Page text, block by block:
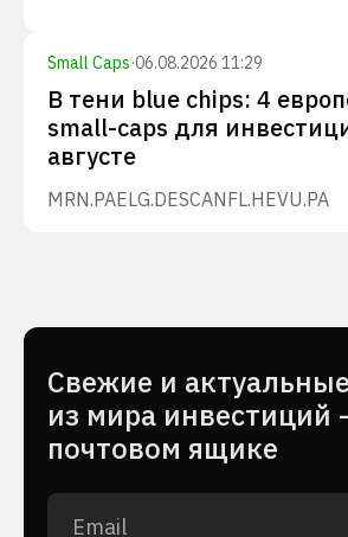
Small Caps·06.08.2026 11:29
В тени blue chips: 4
small-caps для
августе
MRN.PAELG.DESCANFL.HEVU.PA
Cвежие и
из мира инвестиций
почтовом ящике